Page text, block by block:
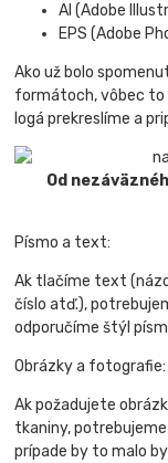
AI (Adobe
EPS (Adobe
Ako už bolo
formátoch, vôbec to
logá prekreslíme a
Od
Písmo a text:
Ak tlačíme text
číslo atď.),
odporučíme štýl
Obrázky a fotografie:
Ak požadujete
tkaniny,
prípade by to malo